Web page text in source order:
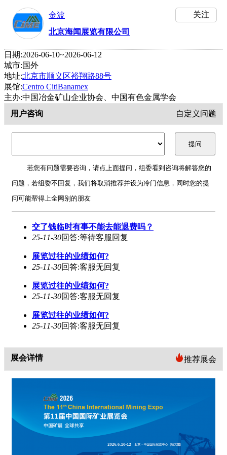
关注
金波
北京海闻展览有限公司
日期:2026-06-10~2026-06-12
城市:国外
地址:北京市顺义区裕翔路88号‌
展馆:Centro CitiBanamex
主办:中国冶金矿山企业协会、中国有色金属学会
用户咨询
自定义问题
若您有问题需要咨询，请点上面提问，组委看到咨询将解答您的
问题，若组委不回复，我们将取消推荐并设为冷门信息，同时您的提
问可能帮得上全网别的朋友
交了钱临时有事不能去能退费吗？
25-11-30回答:等待客服回复
展览过往的业绩如何?
25-11-30回答:客服无回复
展览过往的业绩如何?
25-11-30回答:客服无回复
展览过往的业绩如何?
25-11-30回答:客服无回复
展会详情 推荐展会